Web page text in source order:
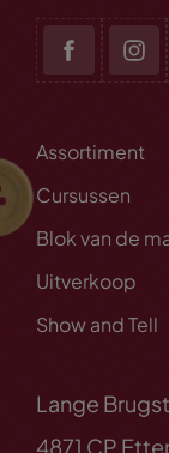
Assortiment
Cursussen
Blok van de
Uitverkoop
Show and Tell
Lange
4871 CP